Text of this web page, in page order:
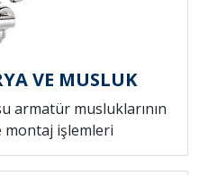
VE MUSLUK
armatür musluklarının
montaj işlemleri